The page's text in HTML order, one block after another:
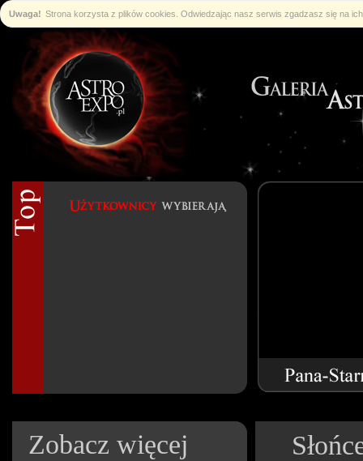
Uwaga! Strona korzysta z plików cookies. Odwiedzając nasz serwis zgadzasz się na
Zobacz więcej